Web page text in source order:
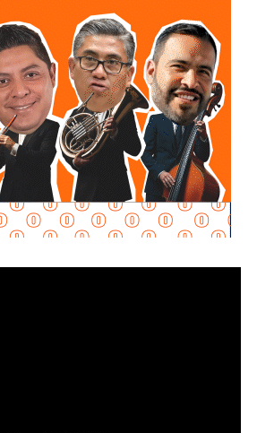
de baja iluminación.
también señala que las personas
cumplir con las demás medidas de
la legislación estatal.
Sánchez López, explicó que
encendidas permite incrementar
motocicletas ante otros usuarios
por sus dimensiones pueden ser
otros vehículos, particularmente